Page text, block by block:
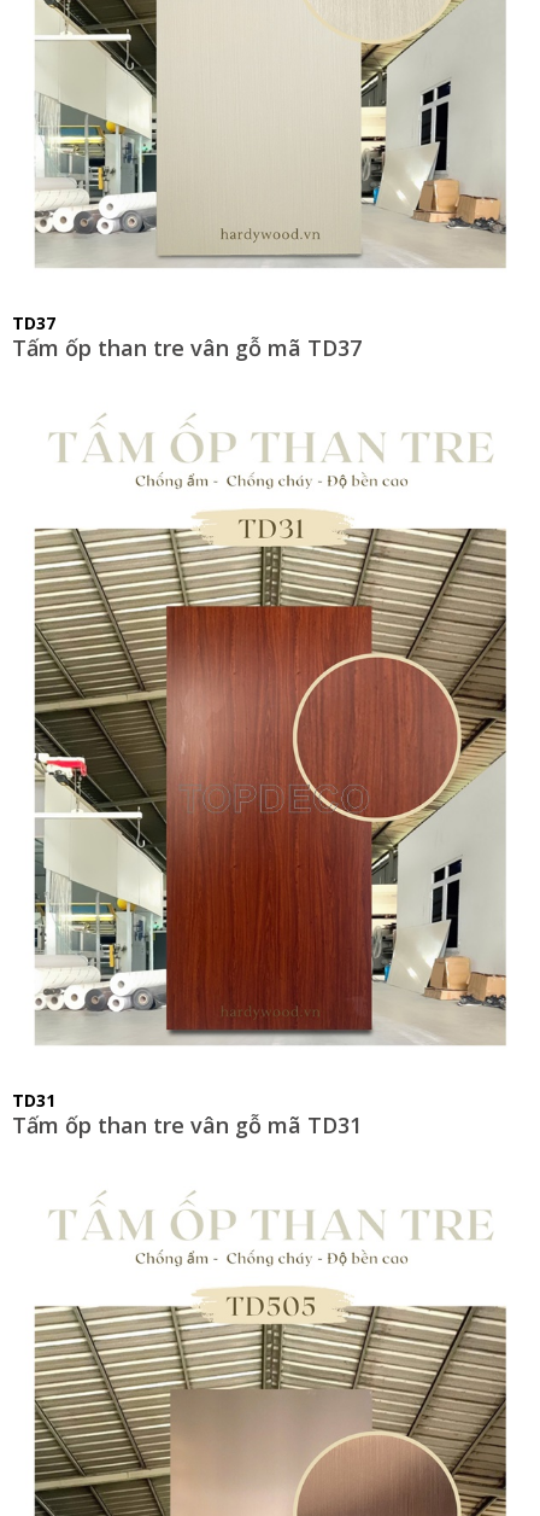
TD37
Tấm ốp than tre vân gỗ mã TD37
TD31
Tấm ốp than tre vân gỗ mã TD31